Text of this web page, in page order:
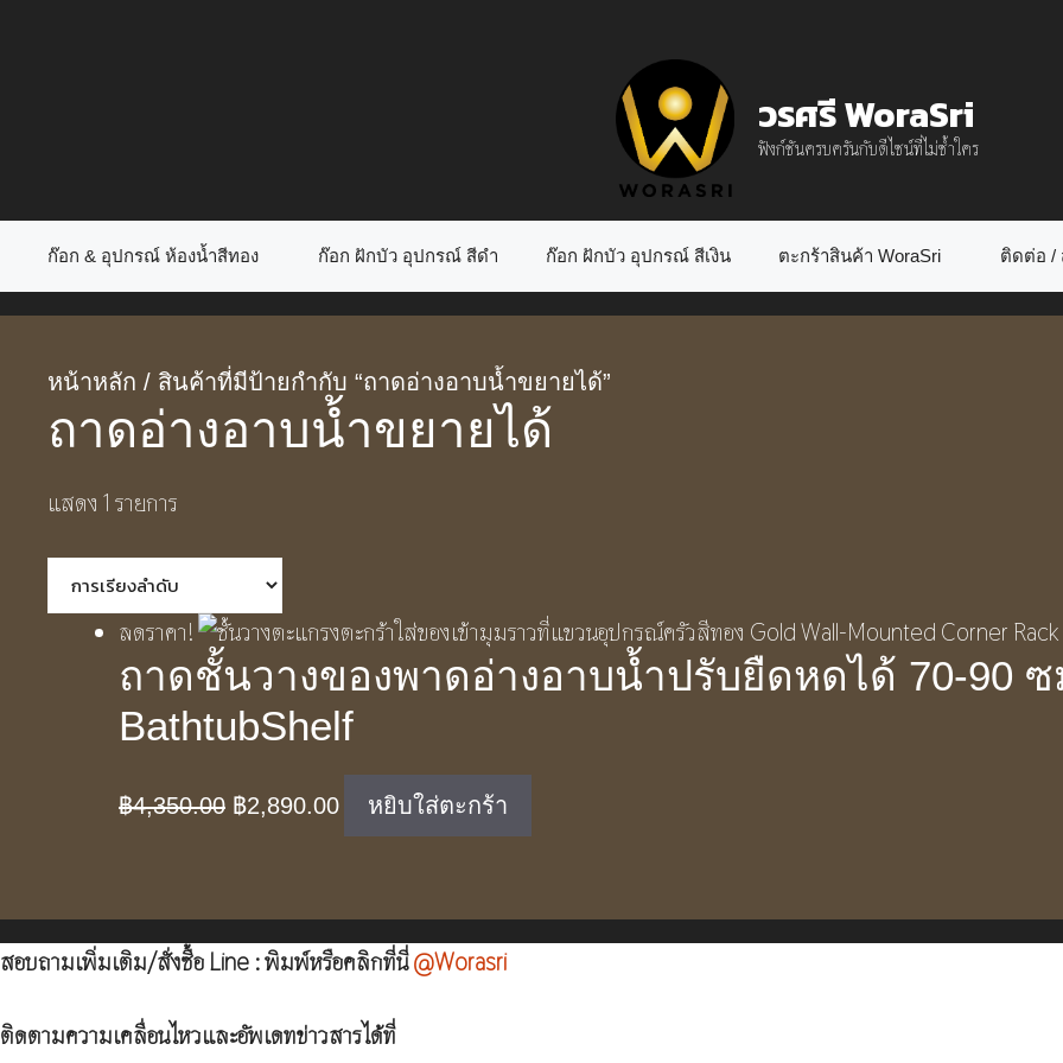
วรศรี WoraSri
ฟังก์ชันครบครันกับดีไซน์ที่ไม่ซ้ำใคร
ก๊อก & อุปกรณ์ ห้องน้ำสีทอง ก๊อก ฝักบัว อุปกรณ์ สีดำ ก๊อก ฝักบัว อุปกรณ์ สีเงิน ตะกร้าสินค้า WoraSri ติดต่อ /
หน้าหลัก / สินค้าที่มีป้ายกำกับ “ถาดอ่างอาบน้ำขยายได้”
ถาดอ่างอาบน้ำขยายได้
แสดง 1 รายการ
ลดราคา!
ถาดชั้นวางของพาดอ่างอาบน้ำปรับยืดหดได้ 70-90
BathtubShelf
฿4,350.00 Original
฿2,890.00 Current
price
หยิบใส่ตะกร้า
สอบถามเพิ่มเติม/สั่งซื้อ Line : พิมพ์หรือคลิกที่นี่@Worasri
ติดตามความเคลื่อนไหวและอัพเดทข่าวสารได้ที่